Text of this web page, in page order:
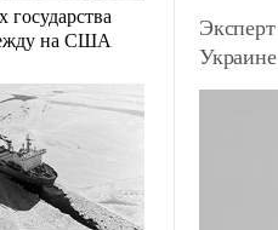
на США
Украине